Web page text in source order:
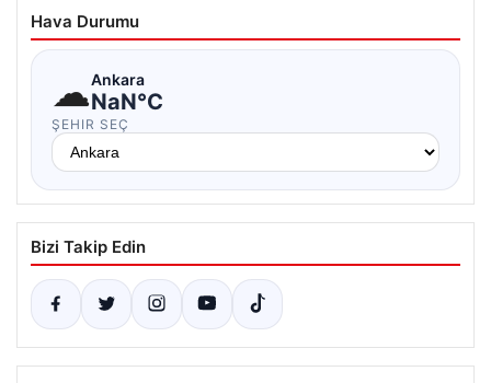
Hava Durumu
☁Ankara
NaN°C
ŞEHIR SEÇ
Bizi Takip Edin